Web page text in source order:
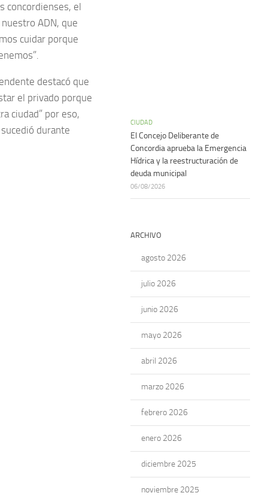
concordienses, el
ADN, que
cuidar porque
destacó que
el privado porque
ciudad” por eso,
durante
CIUDAD
El Concejo Deliberante de
Concordia aprueba la Emergencia
Hídrica y la reestructuración de
deuda municipal
06/08/2026
ARCHIVO
agosto 2026
julio 2026
junio 2026
mayo 2026
abril 2026
marzo 2026
febrero 2026
enero 2026
diciembre 2025
noviembre 2025